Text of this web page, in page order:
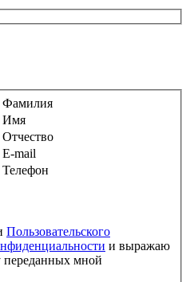
Фамилия
Имя
Отчество
E-mail
Телефон
Пользовательского
и выражаю
переданных мной